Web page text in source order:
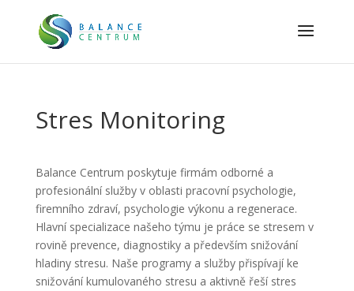
Stres Monitoring
Balance Centrum poskytuje firmám odborné a
profesionální služby v oblasti pracovní psychologie,
firemního zdraví, psychologie výkonu a regenerace.
Hlavní specializace našeho týmu je práce se stresem v
rovině prevence, diagnostiky a především snižování
hladiny stresu. Naše programy a služby přispívají ke
snižování kumulovaného stresu a aktivně řeší stres